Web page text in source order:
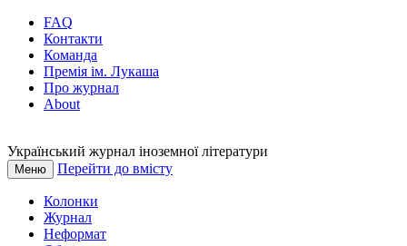
FAQ
Контакти
Команда
Премія ім. Лукаша
Про журнал
About
Український журнал іноземної літератури
Меню Перейти до вмісту
Колонки
Журнал
Неформат